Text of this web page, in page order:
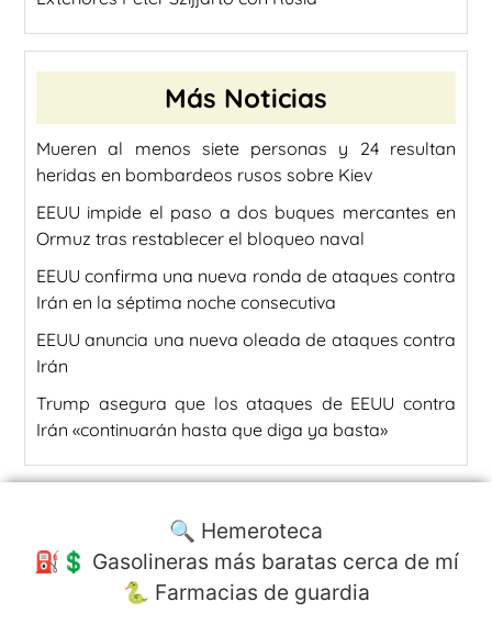
Más Noticias
Mueren al menos siete personas y 24 resultan
heridas en bombardeos rusos sobre Kiev
EEUU impide el paso a dos buques mercantes en
Ormuz tras restablecer el bloqueo naval
EEUU confirma una nueva ronda de ataques contra
Irán en la séptima noche consecutiva
EEUU anuncia una nueva oleada de ataques contra
Irán
Trump asegura que los ataques de EEUU contra
Irán «continuarán hasta que diga ya basta»
🔍 Hemeroteca
⛽️💲 Gasolineras más baratas cerca de mí
🐍 Farmacias de guardia